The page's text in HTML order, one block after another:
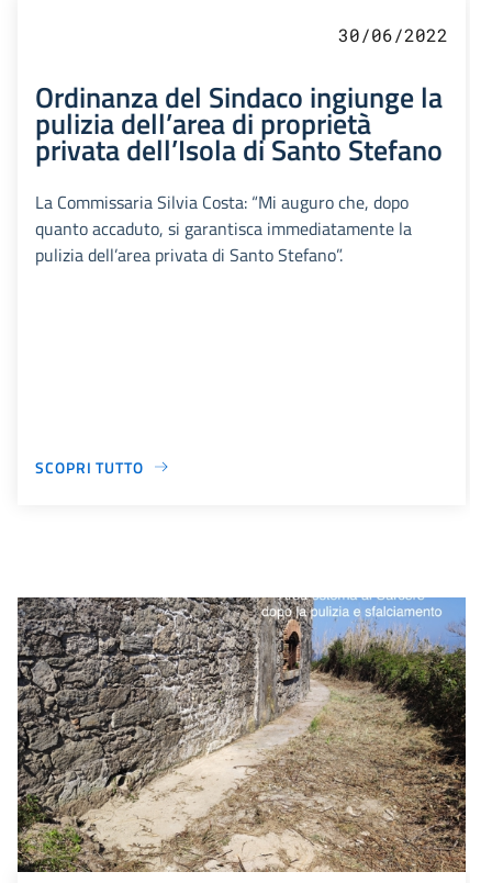
30/06/2022
Ordinanza del Sindaco ingiunge la
pulizia dell’area di proprietà
privata dell’Isola di Santo Stefano
La Commissaria Silvia Costa: “Mi auguro che, dopo
quanto accaduto, si garantisca immediatamente la
pulizia dell’area privata di Santo Stefano”.
SCOPRI TUTTO